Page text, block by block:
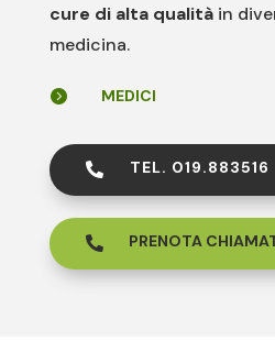
cure di alta qualitàin
medicina.
 MEDICI
 TEL. 019.883516
 PRENOTA